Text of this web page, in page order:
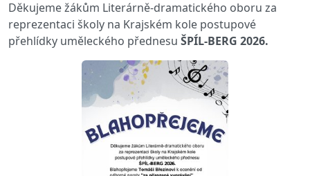
Děkujeme žákům Literárně-dramatického oboru za
reprezentaci školy na Krajském kole postupové
přehlídky uměleckého přednesu ŠPÍL-BERG 2026.